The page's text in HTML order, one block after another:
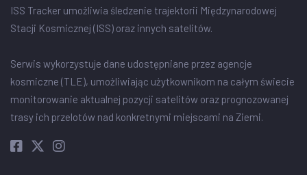
ISS Tracker umożliwia śledzenie trajektorii Międzynarodowej
Stacji Kosmicznej (ISS) oraz innych satelitów.
Serwis wykorzystuje dane udostępniane przez agencje
kosmiczne (TLE), umożliwiając użytkownikom na całym świecie
monitorowanie aktualnej pozycji satelitów oraz prognozowanej
trasy ich przelotów nad konkretnymi miejscami na Ziemi.